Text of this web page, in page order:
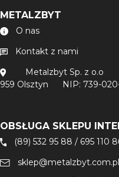
METALZBYT
O nas
Kontakt z nami
Metalzbyt Sp. z o.o
959 Olsztyn
NIP: 739-
OBSŁUGA SKLEPU
(89) 532 95 88 / 695 110
sklep@metalzbyt.com.pl